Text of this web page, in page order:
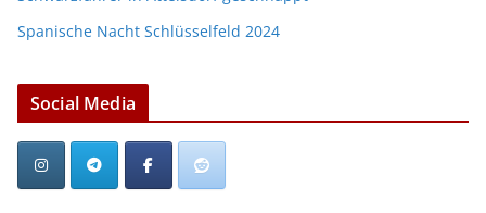
Spanische Nacht Schlüsselfeld 2024
Social Media